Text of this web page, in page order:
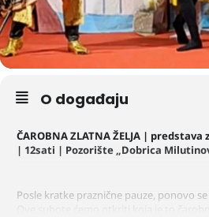
O događaju
ČAROBNA ZLATNA ŽELJA |
| 12sati | Pozorište „Dobrica
Posle kratke praznične pauze, ponovo